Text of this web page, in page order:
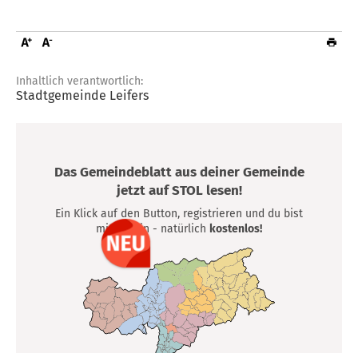
Inhaltlich verantwortlich:
Stadtgemeinde Leifers
Das Gemeindeblatt aus deiner Gemeinde
jetzt auf STOL lesen!
Ein Klick auf den Button, registrieren und du bist
mittendrin - natürlich kostenlos!